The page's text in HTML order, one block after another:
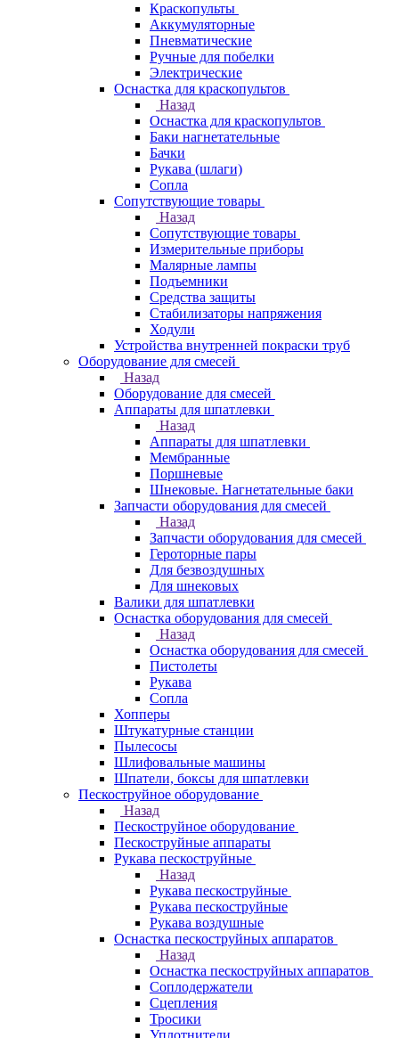
Краскопульты
Аккумуляторные
Пневматические
Ручные для побелки
Электрические
Оснастка для краскопультов
Назад
Оснастка для краскопультов
Баки нагнетательные
Бачки
Рукава (шлаги)
Сопла
Сопутствующие товары
Назад
Сопутствующие товары
Измерительные приборы
Малярные лампы
Подъемники
Средства защиты
Стабилизаторы напряжения
Ходули
Устройства внутренней покраски труб
Оборудование для смесей
Назад
Оборудование для смесей
Аппараты для шпатлевки
Назад
Аппараты для шпатлевки
Мембранные
Поршневые
Шнековые. Нагнетательные баки
Запчасти оборудования для смесей
Назад
Запчасти оборудования для смесей
Героторные пары
Для безвоздушных
Для шнековых
Валики для шпатлевки
Оснастка оборудования для смесей
Назад
Оснастка оборудования для смесей
Пистолеты
Рукава
Сопла
Хопперы
Штукатурные станции
Пылесосы
Шлифовальные машины
Шпатели, боксы для шпатлевки
Пескоструйное оборудование
Назад
Пескоструйное оборудование
Пескоструйные аппараты
Рукава пескоструйные
Назад
Рукава пескоструйные
Рукава пескоструйные
Рукава воздушные
Оснастка пескоструйных аппаратов
Назад
Оснастка пескоструйных аппаратов
Соплодержатели
Сцепления
Тросики
Уплотнители